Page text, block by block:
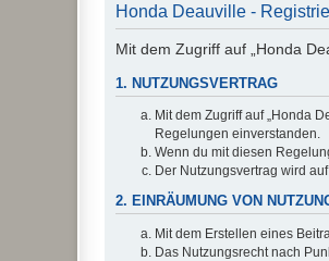
Honda Deauville -
Mit dem Zugriff auf „Honda
1. NUTZUNGSVERTRAG
Mit dem Zugriff auf „Honda
Regelungen einverstanden.
Wenn du mit diesen
Der Nutzungsvertrag wird
2. EINRÄUMUNG VON
Mit dem Erstellen eines
Das Nutzungsrecht nach